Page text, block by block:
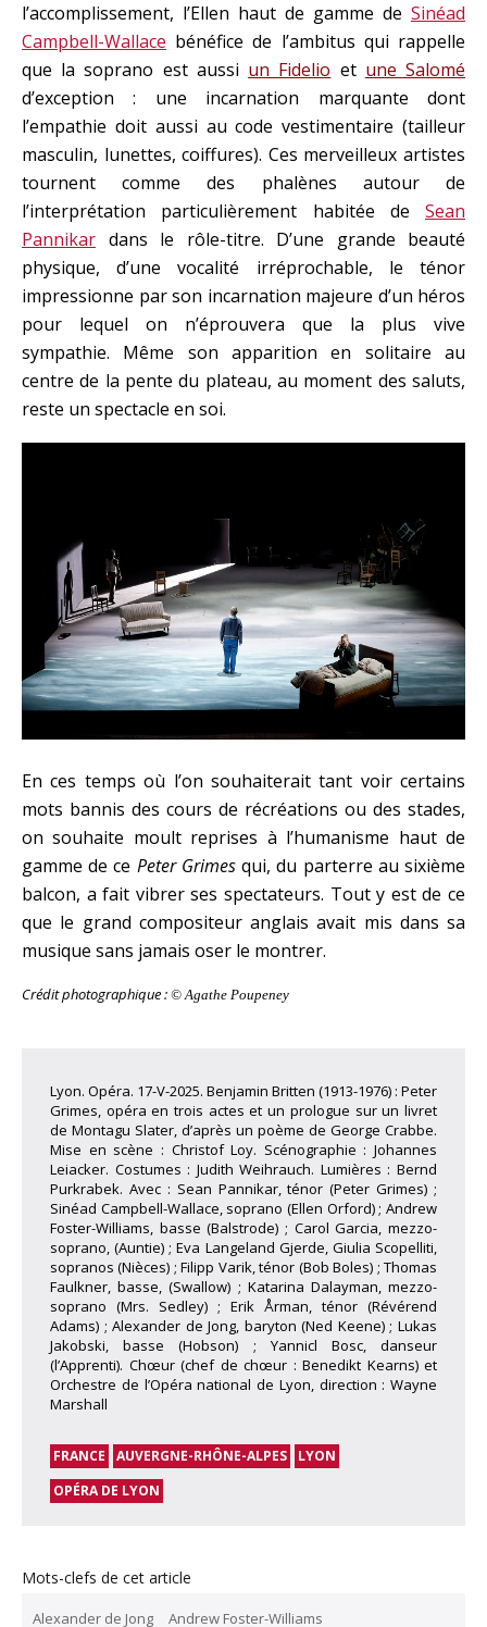
l’accomplissement, l’Ellen haut de gamme de Sinéad
Campbell-Wallace bénéfice de l’ambitus qui rappelle
que la soprano est aussi un Fidelio et une Salomé
d’exception : une incarnation marquante dont
l’empathie doit aussi au code vestimentaire (tailleur
masculin, lunettes, coiffures). Ces merveilleux artistes
tournent comme des phalènes autour de
l’interprétation particulièrement habitée de Sean
Pannikar dans le rôle-titre. D’une grande beauté
physique, d’une vocalité irréprochable, le ténor
impressionne par son incarnation majeure d’un héros
pour lequel on n’éprouvera que la plus vive
sympathie. Même son apparition en solitaire au
centre de la pente du plateau, au moment des saluts,
reste un spectacle en soi.
En ces temps où l’on souhaiterait tant voir certains
mots bannis des cours de récréations ou des stades,
on souhaite moult reprises à l’humanisme haut de
gamme de ce Peter Grimesqui, du parterre au sixième
balcon, a fait vibrer ses spectateurs. Tout y est de ce
que le grand compositeur anglais avait mis dans sa
musique sans jamais oser le montrer.
Crédit photographique : © Agathe Poupeney
Lyon. Opéra. 17-V-2025. Benjamin Britten (1913-1976) : Peter
Grimes, opéra en trois actes et un prologue sur un livret
de Montagu Slater, d’après un poème de George Crabbe.
Mise en scène : Christof Loy. Scénographie : Johannes
Leiacker. Costumes : Judith Weihrauch. Lumières : Bernd
Purkrabek. Avec : Sean Pannikar, ténor (Peter Grimes) ;
Sinéad Campbell-Wallace, soprano (Ellen Orford) ; Andrew
Foster-Williams, basse (Balstrode) ; Carol Garcia, mezzo-
soprano, (Auntie) ; Eva Langeland Gjerde, Giulia Scopelliti,
sopranos (Nièces) ; Filipp Varik, ténor (Bob Boles) ; Thomas
Faulkner, basse, (Swallow) ; Katarina Dalayman, mezzo-
soprano (Mrs. Sedley) ; Erik Årman, ténor (Révérend
Adams) ; Alexander de Jong, baryton (Ned Keene) ; Lukas
Jakobski, basse (Hobson) ; Yannicl Bosc, danseur
(l’Apprenti). Chœur (chef de chœur : Benedikt Kearns) et
Orchestre de l’Opéra national de Lyon, direction : Wayne
Marshall
FRANCE AUVERGNE-RHÔNE-ALPES
LYON
OPÉRA DE LYON
Mots-clefs de cet article
Alexander de Jong Andrew Foster-Williams